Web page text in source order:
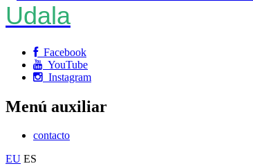
Udala
Facebook
YouTube
Instagram
Menú auxiliar
contacto
EU ES